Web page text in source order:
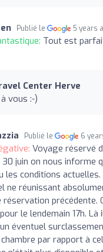
Publié le 5 years
Tout est
Center Herve
vous :-)
Publié le 6
Voyage réservé
30 juin on nous informe
les conditions actuelles.
ne réunissant
précédente.
le lendemain 17h.
éventuel
par rapport à